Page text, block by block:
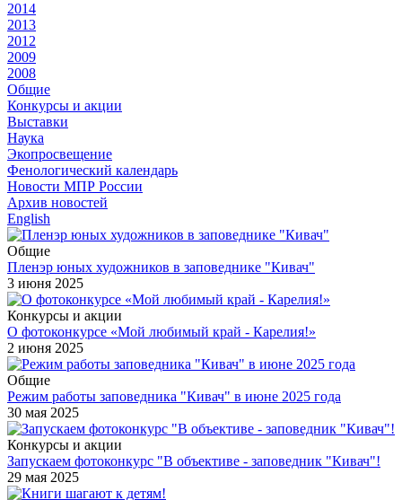
2014
2013
2012
2009
2008
Общие
Конкурсы и акции
Выставки
Наука
Экопросвещение
Фенологический календарь
Новости МПР России
Архив новостей
English
Общие
Пленэр юных художников в заповеднике "Кивач"
3 июня 2025
Конкурсы и акции
О фотоконкурсе «Мой любимый край - Карелия!»
2 июня 2025
Общие
Режим работы заповедника "Кивач" в июне 2025 года
30 мая 2025
Конкурсы и акции
Запускаем фотоконкурс "В объективе - заповедник "Кивач"!
29 мая 2025